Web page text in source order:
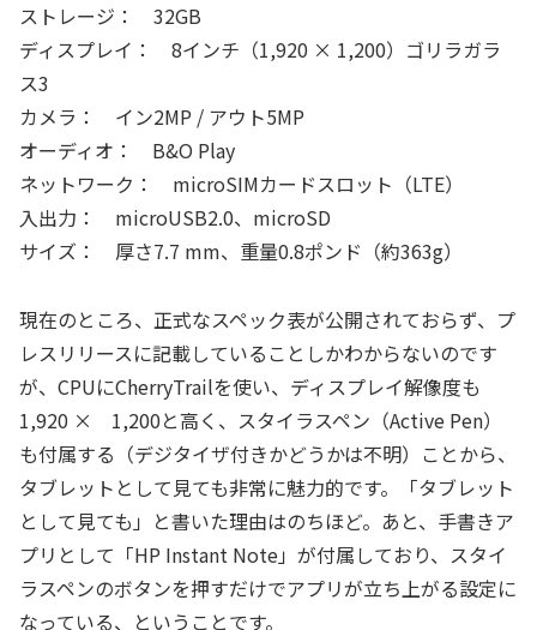
ストレージ： 32GB
ディスプレイ： 8インチ（1,920 × 1,200）ゴリラガラ
ス3
カメラ： イン2MP / アウト5MP
オーディオ： B&O Play
ネットワーク： microSIMカードスロット（LTE）
入出力： microUSB2.0、microSD
サイズ： 厚さ7.7 mm、重量0.8ポンド（約363g）
現在のところ、正式なスペック表が公開されておらず、プ
レスリリースに記載していることしかわからないのです
が、CPUにCherryTrailを使い、ディスプレイ解像度も
1,920 × 1,200と高く、スタイラスペン（Active Pen）
も付属する（デジタイザ付きかどうかは不明）ことから、
タブレットとして見ても非常に魅力的です。「タブレット
として見ても」と書いた理由はのちほど。あと、手書きア
プリとして「HP Instant Note」が付属しており、スタイ
ラスペンのボタンを押すだけでアプリが立ち上がる設定に
なっている、ということです。